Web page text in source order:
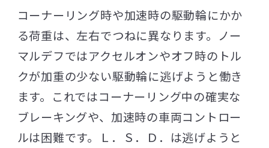
コーナーリング時や加速時の駆動輪にかか
る荷重は、左右でつねに異なります。ノー
マルデフではアクセルオンやオフ時のトル
クが加重の少ない駆動輪に逃げようと働き
ます。これではコーナーリング中の確実な
ブレーキングや、加速時の車両コントロー
ルは困難です。Ｌ．Ｓ．Ｄ．は逃げようと